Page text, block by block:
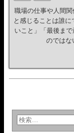
職場の仕事や人間関
と感じることは誰
いこと」「最後ま
のでは